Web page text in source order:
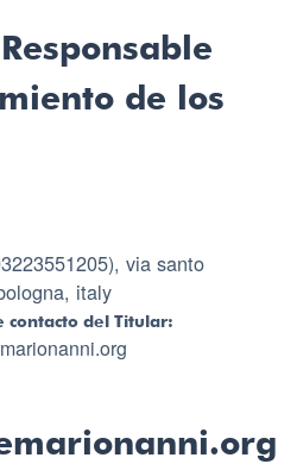
de los
via santo
italy
contacto del Titular: